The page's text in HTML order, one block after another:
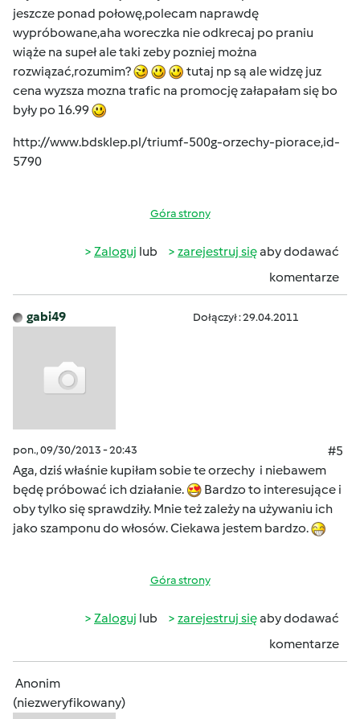
jeszcze ponad połowę,polecam naprawdę
wypróbowane,aha woreczka nie odkrecaj po praniu
wiąże na supeł ale taki zeby pozniej można
rozwiązać,rozumim?
tutaj np są ale widzę juz
cena wyzsza mozna trafic na promocję załapałam się bo
były po 16.99
http://www.bdsklep.pl/triumf-500g-orzechy-piorace,id-
5790
Góra strony
Zaloguj lub zarejestruj sięaby dodawać
komentarze
gabi49 Dołączył : 29.04.2011
pon., 09/30/2013 - 20:43
#5
Aga, dziś właśnie kupiłam sobie te orzechy i niebawem
będę próbować ich działanie.
Bardzo to interesujące i
oby tylko się sprawdziły. Mnie też zależy na używaniu ich
jako szamponu do włosów. Ciekawa jestem bardzo.
Góra strony
Zaloguj lub zarejestruj sięaby dodawać
komentarze
Anonim
(niezweryfikowany)